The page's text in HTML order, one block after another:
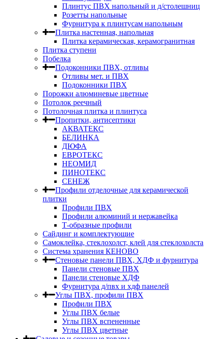
Плинтус ПВХ напольный и д/столешниц
Розетты напольные
Фурнитура к плинтусам напольным
Плитка настенная, напольная
Плитка керамическая, керамогранитная
Плитка ступени
Побелка
Подоконники ПВХ, отливы
Отливы мет. и ПВХ
Подоконники ПВХ
Порожки алюминевые цветные
Потолок реечный
Потолочная плитка и плинтуса
Пропитки, антисептики
АКВАТЕКС
БЕЛИНКА
ДЮФА
ЕВРОТЕКС
НЕОМИД
ПИНОТЕКС
СЕНЕЖ
Профили отделочные для керамической
плитки
Профили ПВХ
Профили алюминий и нержавейка
Т-образные профили
Сайдинг и комплектующие
Самоклейка, стеклохолст, клей для стеклохолста
Система хранения КЕНОВО
Стеновые панели ПВХ, ХДФ и фурнитура
Панели стеновые ПВХ
Панели стеновые ХДФ
Фурнитура д/пвх и хдф панелей
Углы ПВХ, профили ПВХ
Профили ПВХ
Углы ПВХ белые
Углы ПВХ вспененные
Углы ПВХ цветные